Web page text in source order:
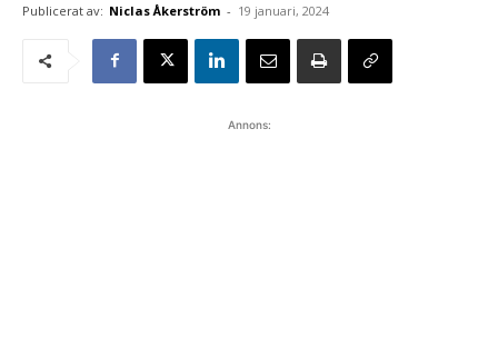
Publicerat av: Niclas Åkerström - 19 januari, 2024
Annons: